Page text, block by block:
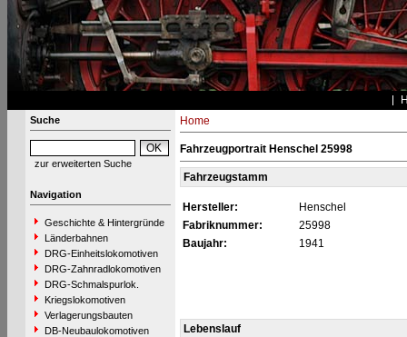
Suche
zur erweiterten Suche
Navigation
Geschichte & Hintergründe
Länderbahnen
DRG-Einheitslokomotiven
DRG-Zahnradlokomotiven
DRG-Schmalspurlok.
Kriegslokomotiven
Verlagerungsbauten
DB-Neubaulokomotiven
Home
Fahrzeugportrait Henschel 25998
Fahrzeugstamm
Hersteller:
Henschel
Fabriknummer:
25998
Baujahr:
1941
Lebenslauf